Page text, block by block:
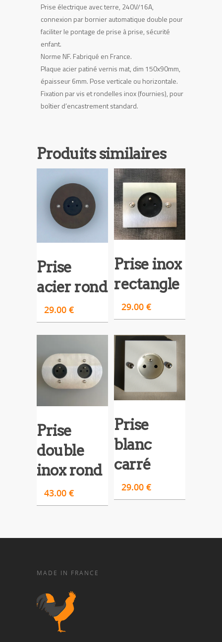
Prise électrique avec terre, 240V/16A,
connexion par bornier automatique double pour
faciliter le pontage de prise à prise, sécurité
enfant.
Norme NF. Fabriqué en France.
Plaque acier patiné vernis mat, dim 150x90mm,
épaisseur 6mm. Pose verticale ou horizontale.
Fixation par vis et rondelles inox (fournies), pour
boîtier d’encastrement standard.
Produits similaires
Prise
acier rond
29.00 €
Prise inox
rectangle
29.00 €
Prise
double
inox rond
43.00 €
Prise
blanc
carré
29.00 €
MADE IN FRANCE